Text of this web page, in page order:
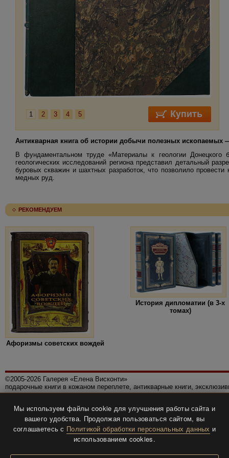
1 2 3 4 5
Антикварная книга об истории добычи полезных
В фундаментальном труде «Материалы к геологии
геологических исследований региона представил детальный
буровых скважин и шахтных разработок, что позволило
медных руд.
РЕКОМЕНДУЕМ
Афоризмы советских вождей
История дипломатии (в 3-х
томах)
©2005-2026 Галерея «Елена Висконти»
подарочные книги в кожаном переплете, антикварные книги,
Политика конфиденциальности
Все права защищены.
Разработка и дизайнBTV-info.
Мы используем файлы cookie для улучшения работы сайта и
вашего удобства. Продолжая пользоваться сайтом, вы
соглашаетесь с Политикой обработки персональных данных и
использованием cookies.